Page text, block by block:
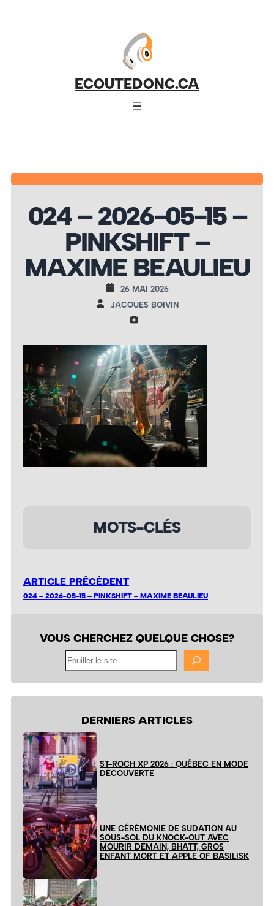
ECOUTEDONC.CA
024 – 2026-05-15 –
PINKSHIFT –
MAXIME BEAULIEU
26 MAI 2026
JACQUES BOIVIN
MOTS-CLÉS
ARTICLE PRÉCÉDENT
024 – 2026-05-15 – PINKSHIFT – MAXIME BEAULIEU
VOUS CHERCHEZ QUELQUE CHOSE?
DERNIERS ARTICLES
ST-ROCH XP 2026 : QUÉBEC EN MODE
DÉCOUVERTE
UNE CÉRÉMONIE DE SUDATION AU
SOUS-SOL DU KNOCK-OUT AVEC
MOURIR DEMAIN, BHATT, GROS
ENFANT MORT ET APPLE OF BASILISK